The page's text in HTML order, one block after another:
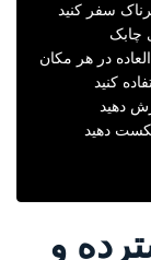
سفر کنید
چابک
در هر مکان
کنید
دهید
دهید
و